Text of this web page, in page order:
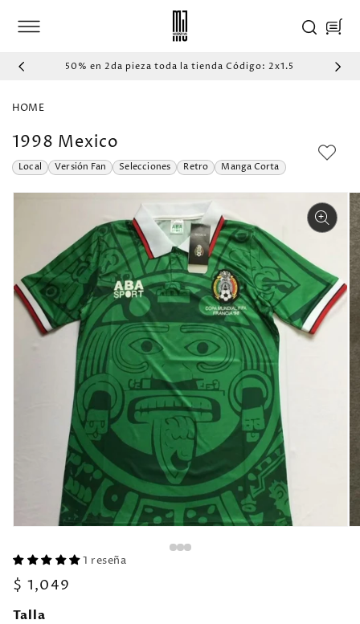
AL CONTENIDO
Carrito
50% en 2da pieza toda la tienda Código: 2x1.5
HOME
1998 Mexico
Local Versión Fan Selecciones Retro Manga Corta
IR
DEL PRODUCTO
1 reseña
Precio
habitual
$ 1,049
Talla